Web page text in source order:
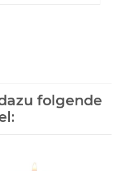
folgende